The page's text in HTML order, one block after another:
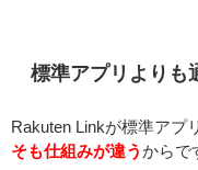
標準アプリよりも
Rakuten Linkが標準アプ
そも仕組みが違う からで